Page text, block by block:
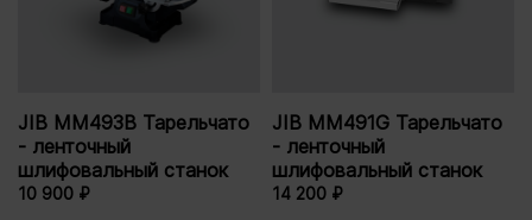
JIB MM493B Тарельчато
- ленточный
шлифовальный станок
10 900 ₽
JIB MM491G Тарельчато
- ленточный
шлифовальный станок
14 200 ₽